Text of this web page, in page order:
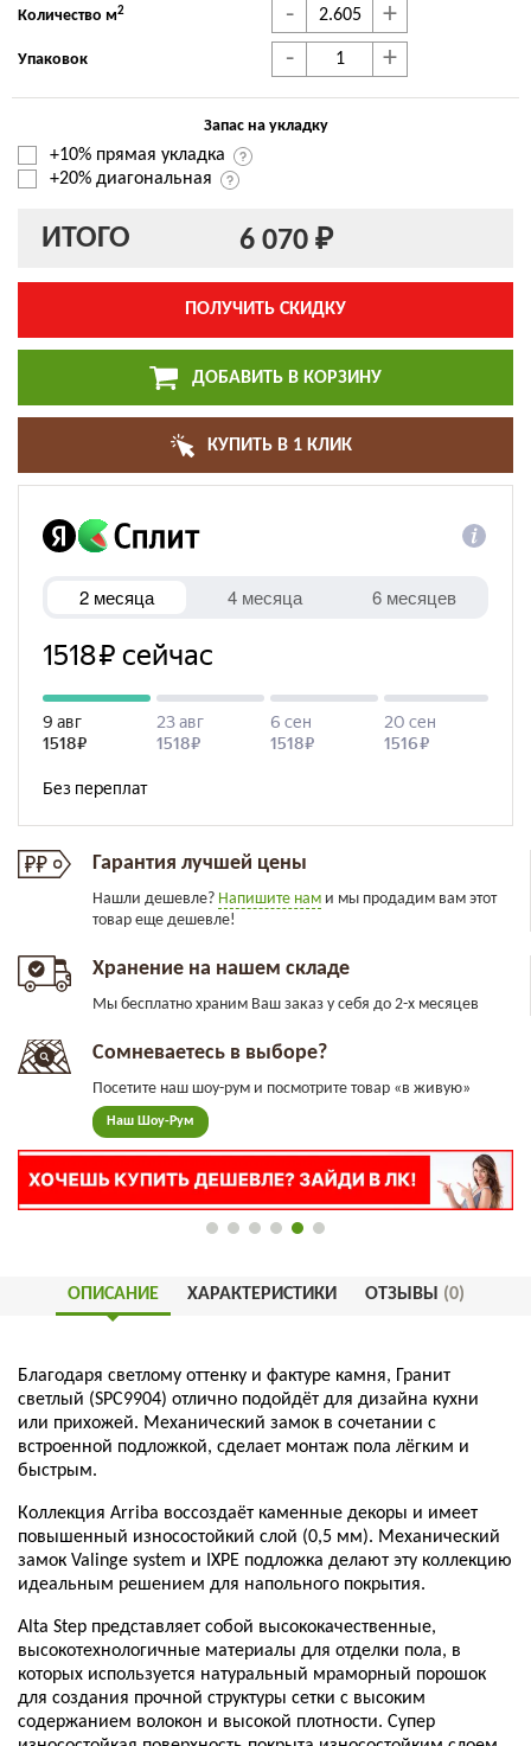
Количество м2 - +
Упаковок - +
Запас на укладку
+10% прямая укладка
+20% диагональная
ИТОГО 6 070 ₽
ПОЛУЧИТЬ СКИДКУ
ДОБАВИТЬ В КОРЗИНУ
КУПИТЬ В 1 КЛИК
Гарантия лучшей цены
Нашли дешевле? Напишите нам и мы продадим вам этот
товар еще дешевле!
Хранение на нашем складе
Мы бесплатно храним Ваш заказ у себя до 2-х месяцев
Сомневаетесь в выборе?
Посетите наш шоу-рум и посмотрите товар «в живую»
Наш Шоу-Рум
ОПИСАНИЕ ХАРАКТЕРИСТИКИ ОТЗЫВЫ (0)
Благодаря светлому оттенку и фактуре камня, Гранит
светлый (SPC9904) отлично подойдёт для дизайна кухни
или прихожей. Механический замок в сочетании с
встроенной подложкой, сделает монтаж пола лёгким и
быстрым.
Коллекция Arriba воссоздаёт каменные декоры и имеет
повышенный износостойкий слой (0,5 мм). Механический
замок Valinge system и IXPE подложка делают эту коллекцию
идеальным решением для напольного покрытия.
Alta Step представляет собой высококачественные,
высокотехнологичные материалы для отделки пола, в
которых используется натуральный мраморный порошок
для создания прочной структуры сетки с высоким
содержанием волокон и высокой плотности. Супер